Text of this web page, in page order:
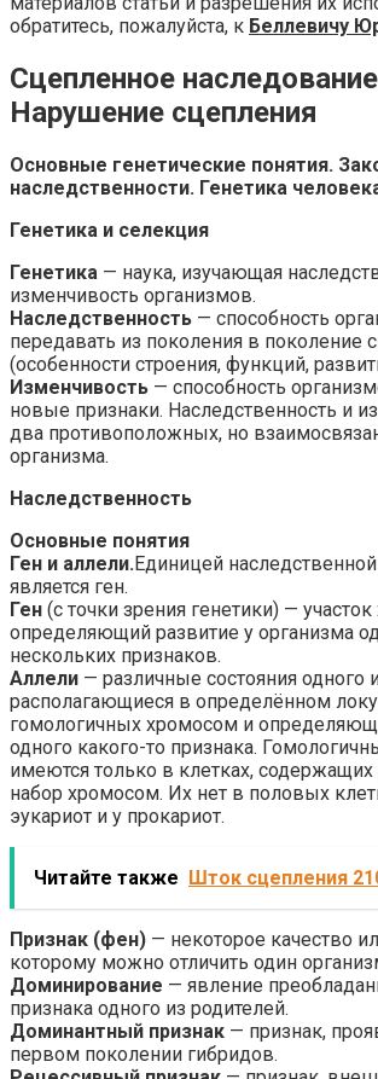
обратитесь, пожалуйста, к Беллевичу
Сцепленное
Нарушение сцепления
Основные генетические понятия.
наследственности. Генетика
Генетика и селекция
Генетика — наука, изучающая
изменчивость организмов.
Наследственность — способность
передавать из поколения в поколение
(особенности строения, функций,
Изменчивость — способность
новые признаки. Наследственность и
два противоположных, но
организма.
Наследственность
Основные понятия
Ген и аллели.Единицей
является ген.
Ген (с точки зрения генетики) —
определяющий развитие у организма
нескольких признаков.
Аллели — различные состояния одного
располагающиеся в определённом
гомологичных хромосом и
одного какого-то признака.
имеются только в клетках,
набор хромосом. Их нет в половых
эукариот и у прокариот.
Читайте также Шток сцепления
Признак (фен) — некоторое качество
которому можно отличить один
Доминирование — явление
признака одного из родителей.
Доминантный признак — признак,
первом поколении гибридов.